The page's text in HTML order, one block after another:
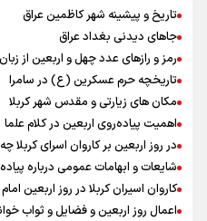
حسینی در اردو به تیم انگیزه
داشته باشد
توافق دنیامالی و همتای
جوانان ایران و جمهوری آذربایجان/
تازه‌ای در روابط ورزشی دو کشور
افزایش تعداد قربانیان تیراندازی در
دانیال شه‌بخش: اردوی ازبکستان
مدال ناگویا باید قهرمانان جهان و
گوشت ارزان نمی‌شود
تاریخ و پیشینه شهر کاظمین عراق
جاهای دیدنی بغداد عراق
رمز و رازهای عدد چهل و اربعین از
تاریخچه حرم عسکرین (ع) در سامرا
مکان های زیارتی و مقدس شهر کربلا
اهمیت پیاده‌روی اربعین در کلام علما
در روز اربعین بر کاروان اسرای
شایعات و ابهامات عمومی درباره پیاده
کاروان اسیران کربلا در روز اربعین
اعمال روز اربعین و فضایل و ثواب